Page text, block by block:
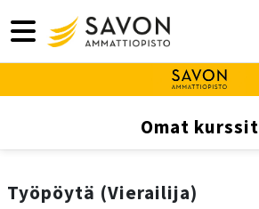
Sivupaneeli
Omat kurssit
Työpöytä (Vierailija)